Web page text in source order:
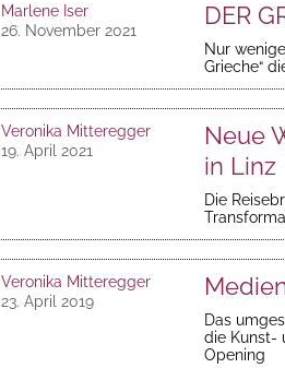
Marlene Iser
26. November 2021
DER
Nur
Grieche“
Veronika Mitteregger
19. April 2021
Neue
in Linz
Die
Veronika Mitteregger
23. April 2019
Das
die Kunst-
Opening